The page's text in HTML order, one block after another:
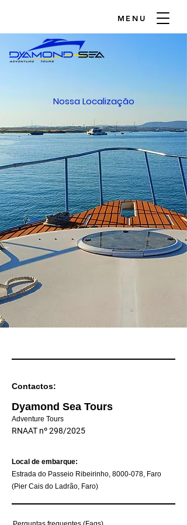
MENU
Nossa Localização
Contactos:
Dyamond Sea Tours
Adventure Tours
RNAAT nº 298/2025
Local de embarque:
Estrada do Passeio Ribeirinho, 8000-078, Faro
(Pier Cais do Ladrão, Faro)